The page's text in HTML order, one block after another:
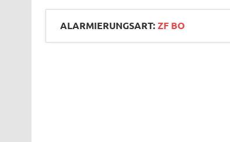
ALARMIERUNGSART:ZF BO